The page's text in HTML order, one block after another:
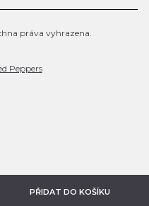
PŘIDAT DO KOŠÍKU
práva vyhrazena.
Peppers